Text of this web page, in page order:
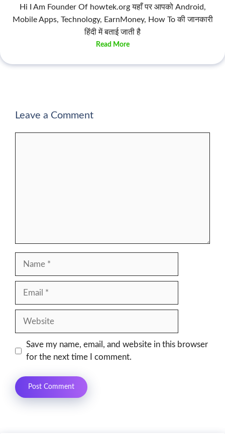
Hi I Am Founder Of howtek.org यहाँ पर आपको Android,
Mobile Apps, Technology, EarnMoney, How To की जानकारी
हिंदी में बताई जाती है
Read More
Leave a Comment
Save my name, email, and website in this browser
for the next time I comment.